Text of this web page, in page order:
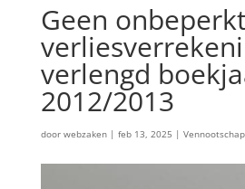
Geen
verlengd
2012/2013
door webzaken| feb 13, 2025 |